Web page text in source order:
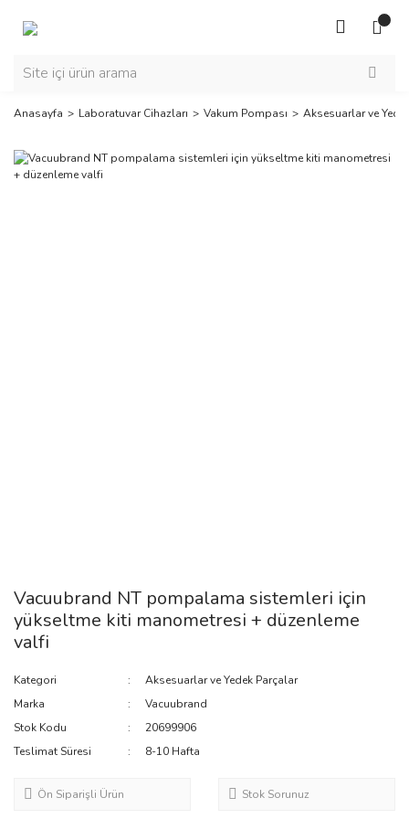
Anasayfa Laboratuvar Cihazları Vakum Pompası Aksesuarlar ve
Vacuubrand NT pompalama sistemleri için
yükseltme kiti manometresi + düzenleme
valfi
Kategori
Aksesuarlar ve Yedek Parçalar
Marka
Vacuubrand
Stok Kodu
20699906
Teslimat Süresi
8-10 Hafta
Ön Siparişli Ürün Stok Sorunuz